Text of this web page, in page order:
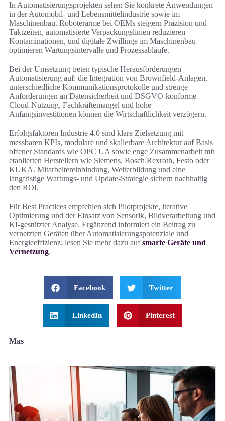
In Automatisierungsprojekten sehen Sie konkrete Anwendungen
in der Automobil- und Lebensmittelindustrie sowie im
Maschinenbau. Roboterarme bei OEMs steigern Präzision und
Taktzeiten, automatisierte Verpackungslinien reduzieren
Kontaminationen, und digitale Zwillinge im Maschinenbau
optimieren Wartungsintervalle und Prozessabläufe.
Bei der Umsetzung treten typische Herausforderungen
Automatisierung auf: die Integration von Brownfield-Anlagen,
unterschiedliche Kommunikationsprotokolle und strenge
Anforderungen an Datensicherheit und DSGVO-konforme
Cloud‑Nutzung. Fachkräftemangel und hohe
Anfangsinvestitionen können die Wirtschaftlichkeit verzögern.
Erfolgsfaktoren Industrie 4.0 sind klare Zielsetzung mit
messbaren KPIs, modulare und skalierbare Architektur auf Basis
offener Standards wie OPC UA sowie enge Zusammenarbeit mit
etablierten Herstellern wie Siemens, Bosch Rexroth, Festo oder
KUKA. Mitarbeitereinbindung, Weiterbildung und eine
langfristige Wartungs- und Update‑Strategie sichern nachhaltig
den ROI.
Für Best Practices empfehlen sich Pilotprojekte, iterative
Optimierung und der Einsatz von Sensorik, Bildverarbeitung und
KI‑gestützter Analyse. Ergänzend informiert ein Beitrag zu
vernetzten Geräten über Automatisierungspotenziale und
Energieeffizienz; lesen Sie mehr dazu aufsmarte Geräte und
Vernetzung.
Facebook Twitter
LinkedIn Pinterest
Mas